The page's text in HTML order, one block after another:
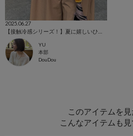
2025.06.27
YU
本部
DouDou
このアイテムを
こんなアイテムも